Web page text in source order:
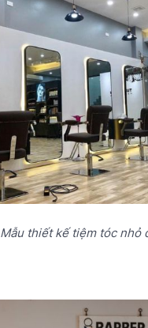
Mẫu thiết kế tiệm tóc nhỏ